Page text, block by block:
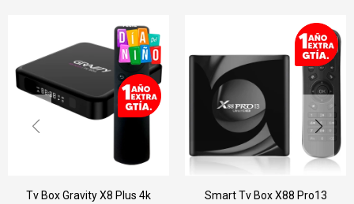
Tv Box Gravity X8 Plus 4k
Smart Tv Box X88 Pro13